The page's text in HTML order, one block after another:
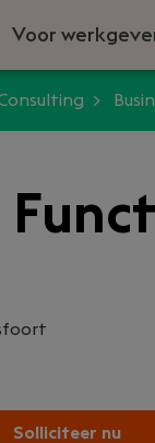
Voor
Solliciteer nu